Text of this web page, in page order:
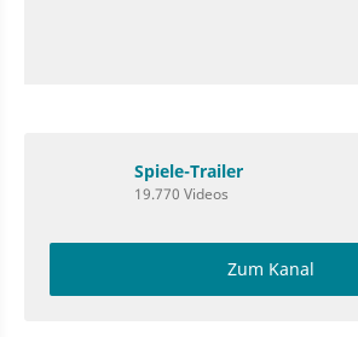
Spiele-Trailer
19.770 Videos
Zum Kanal